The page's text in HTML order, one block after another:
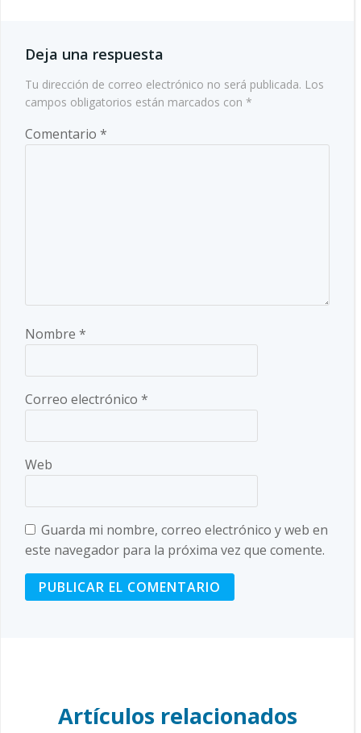
Deja una respuesta
Tu dirección de correo electrónico no será publicada. Los
campos obligatorios están marcados con *
Comentario *
Nombre *
Correo electrónico *
Web
Guarda mi nombre, correo electrónico y web en
este navegador para la próxima vez que comente.
Artículos relacionados